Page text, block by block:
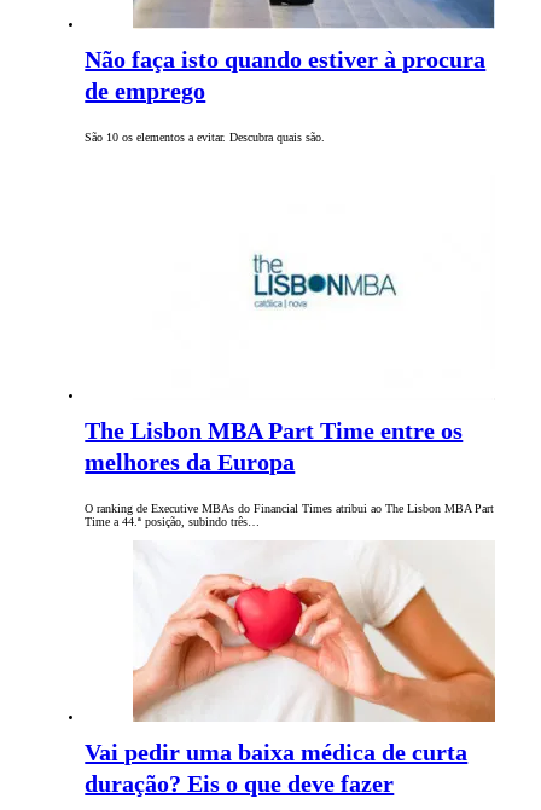
Não faça isto quando estiver à procura
de emprego
São 10 os elementos a evitar. Descubra quais são.
The Lisbon MBA Part Time entre os
melhores da Europa
O ranking de Executive MBAs do Financial Times atribui ao The Lisbon MBA Part
Time a 44.ª posição, subindo três…
Vai pedir uma baixa médica de curta
duração? Eis o que deve fazer